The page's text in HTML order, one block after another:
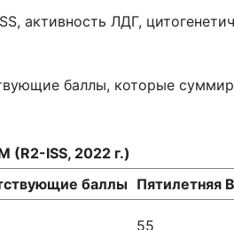
активность ЛДГ,
баллы, которые
(R2-ISS, 2022 г.)
баллы Пятилетняя
55